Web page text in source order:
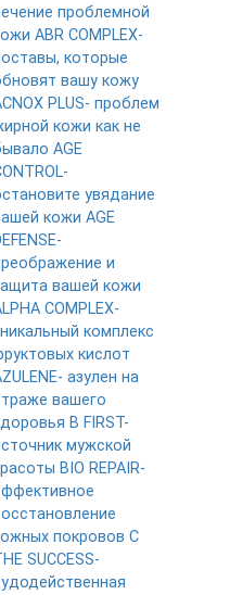
проблемной
ABR COMPLEX-
которые
вашу кожу
PLUS- проблем
кожи как не
AGE
увядание
кожи AGE
и
вашей кожи
COMPLEX-
комплекс
кислот
азулен на
вашего
B FIRST-
мужской
BIO REPAIR-
покровов C
SUCCESS-